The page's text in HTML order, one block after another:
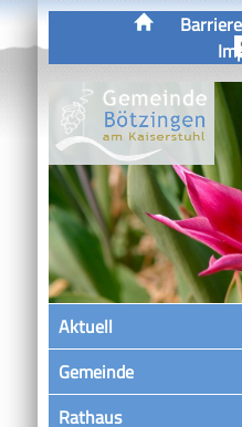
Aktuell
Gemeinde
Rathaus